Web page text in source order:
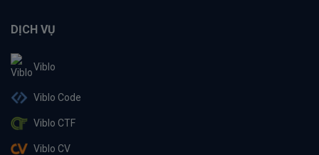
DỊCH VỤ
Viblo
Viblo Code
Viblo CTF
Viblo CV